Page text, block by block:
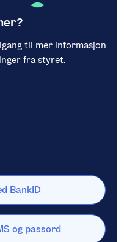
til mer informasjon
fra styret.
BankID
og passord